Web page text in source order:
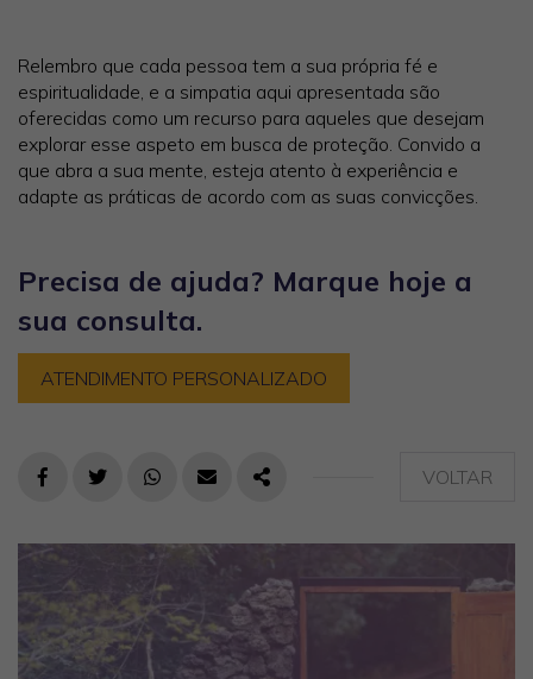
Relembro que cada pessoa tem a sua própria fé e
espiritualidade, e a simpatia aqui apresentada são
oferecidas como um recurso para aqueles que desejam
explorar esse aspeto em busca de proteção. Convido a
que abra a sua mente, esteja atento à experiência e
adapte as práticas de acordo com as suas convicções.
Precisa de ajuda? Marque hoje a
sua consulta.
ATENDIMENTO PERSONALIZADO
FACEBOOKTWITTERWHATSAPP
E-MAILPARTILHAR VOLTAR